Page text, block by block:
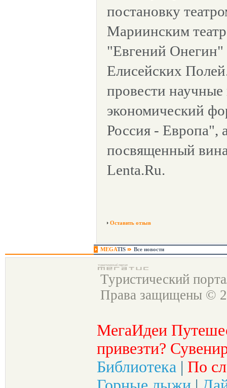
постановку
Мариинским
"Евгений Онегин"
Елисейских
провести
экономический
Россия - Европа",
посвященный
Lenta.Ru.
Оставить отзыв
MEGATIS Все новости
Туристический
Права защищены ©
МегаИдеи
привезти?
Библиотека | По